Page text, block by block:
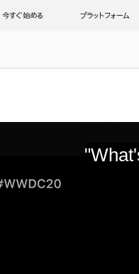
今すぐ始める プラットフォーム